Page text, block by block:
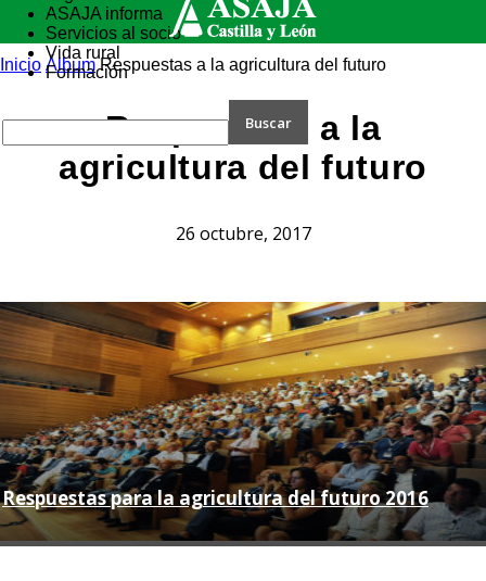
ASAJA informa
Servicios al socio
Vida rural
Formación
Inicio Álbum Respuestas a la agricultura del futuro
Respuestas a la
agricultura del futuro
26 octubre, 2017
Respuestas para la agricultura del futuro 2016